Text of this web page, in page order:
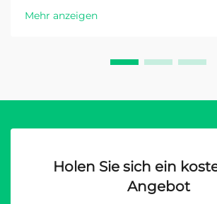
Mehr anzeigen
Holen Sie sich ein
Angebot